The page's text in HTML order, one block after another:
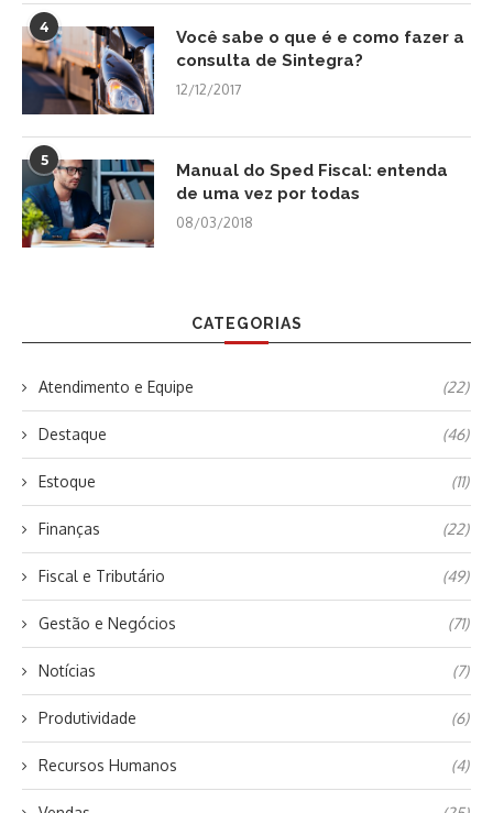
4
Você sabe o que é e como fazer a
consulta de Sintegra?
12/12/2017
5
Manual do Sped Fiscal: entenda
de uma vez por todas
08/03/2018
CATEGORIAS
Atendimento e Equipe (22)
Destaque (46)
Estoque (11)
Finanças (22)
Fiscal e Tributário (49)
Gestão e Negócios (71)
Notícias (7)
Produtividade (6)
Recursos Humanos (4)